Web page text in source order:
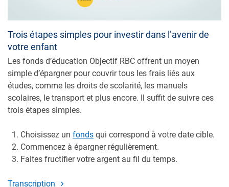
Video
Trois étapes simples pour investir dans l’avenir de
votre enfant
Les fonds d’éducation Objectif RBC offrent un moyen
simple d’épargner pour couvrir tous les frais liés aux
études, comme les droits de scolarité, les manuels
scolaires, le transport et plus encore. Il suffit de suivre ces
trois étapes simples.
Choisissez un fonds qui correspond à votre date cible.
Commencez à épargner régulièrement.
Faites fructifier votre argent au fil du temps.
Transcription